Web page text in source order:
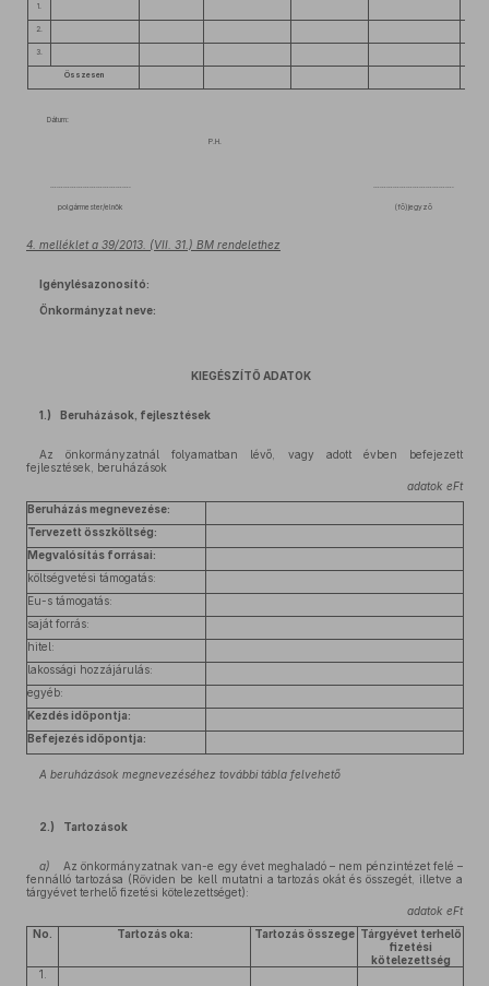
1.
2.
3.
Összesen
Dátum:
P.H.
………………………………. ……………………………….
polgármester/elnök (fő)jegyző
4. melléklet a 39/2013. (VII. 31.) BM rendelethez
Igénylésazonosító:
Önkormányzat neve:
KIEGÉSZÍTŐ ADATOK
1.) Beruházások, fejlesztések
Az önkormányzatnál folyamatban lévő, vagy adott évben befejezett
fejlesztések, beruházások
adatok eFt
Beruházás megnevezése:
Tervezett összköltség:
Megvalósítás forrásai:
költségvetési támogatás:
Eu-s támogatás:
saját forrás:
hitel:
lakossági hozzájárulás:
egyéb:
Kezdés időpontja:
Befejezés időpontja:
A beruházások megnevezéséhez további tábla felvehető
2.) Tartozások
a)Az önkormányzatnak van-e egy évet meghaladó – nem pénzintézet felé –
fennálló tartozása (Röviden be kell mutatni a tartozás okát és összegét, illetve a
tárgyévet terhelő fizetési kötelezettséget):
adatok eFt
No.
Tartozás oka: Tartozás összege Tárgyévet terhelő
fizetési
kötelezettség
1.